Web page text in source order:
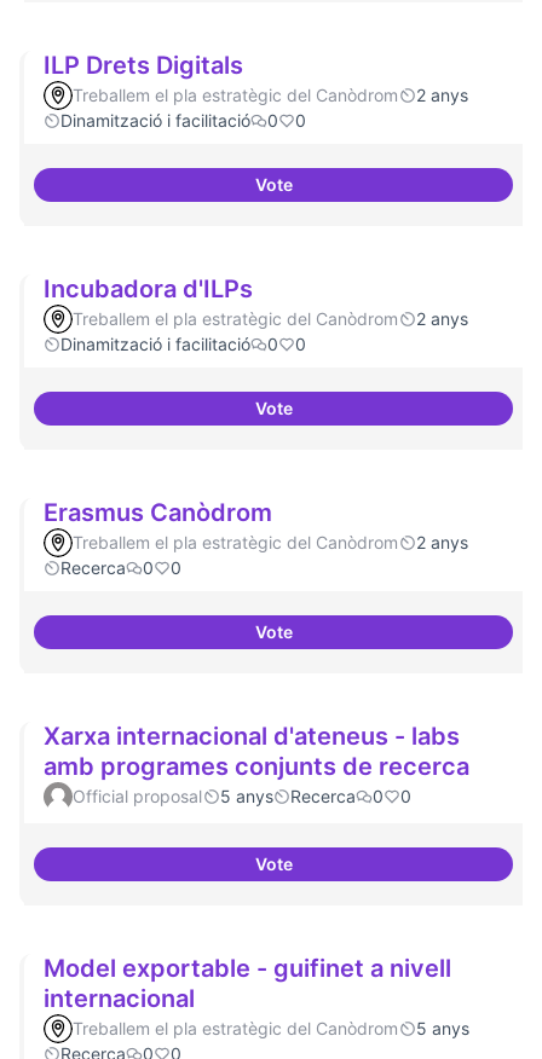
ILP Drets Digitals
Treballem el pla estratègic del Canòdrom
2 anys
Dinamització i facilitació
0 0
VoteILP Drets Digitals
Incubadora d'ILPs
Treballem el pla estratègic del Canòdrom
2 anys
Dinamització i facilitació
0 0
VoteIncubadora d'ILPs
Erasmus Canòdrom
Treballem el pla estratègic del Canòdrom
2 anys
Recerca
0 0
VoteErasmus Canòdrom
Xarxa internacional d'ateneus - labs
amb programes conjunts de recerca
Official proposal 5 anys Recerca 0 0
VoteXarxa internacional d'ateneus -
Model exportable - guifinet a nivell
internacional
Treballem el pla estratègic del Canòdrom
5 anys
Recerca
0 0